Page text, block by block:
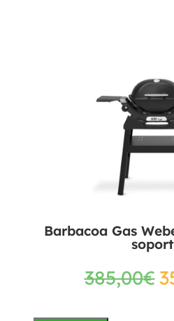
Barbacoa Gas
385,00€